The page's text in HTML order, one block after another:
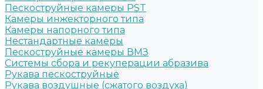
Пескоструйные камеры PST
Камеры инжекторного типа
Камеры напорного типа
Нестандартные камеры
Пескоструйные камеры ВМЗ
Системы сбора и рекуперации абразива
Рукава пескоструйные
Рукава воздушные (сжатого воздуха)